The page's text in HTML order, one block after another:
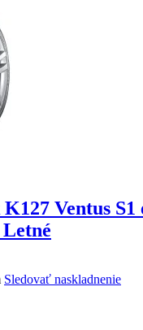
Ventus S1
Letné
Sledovať naskladnenie